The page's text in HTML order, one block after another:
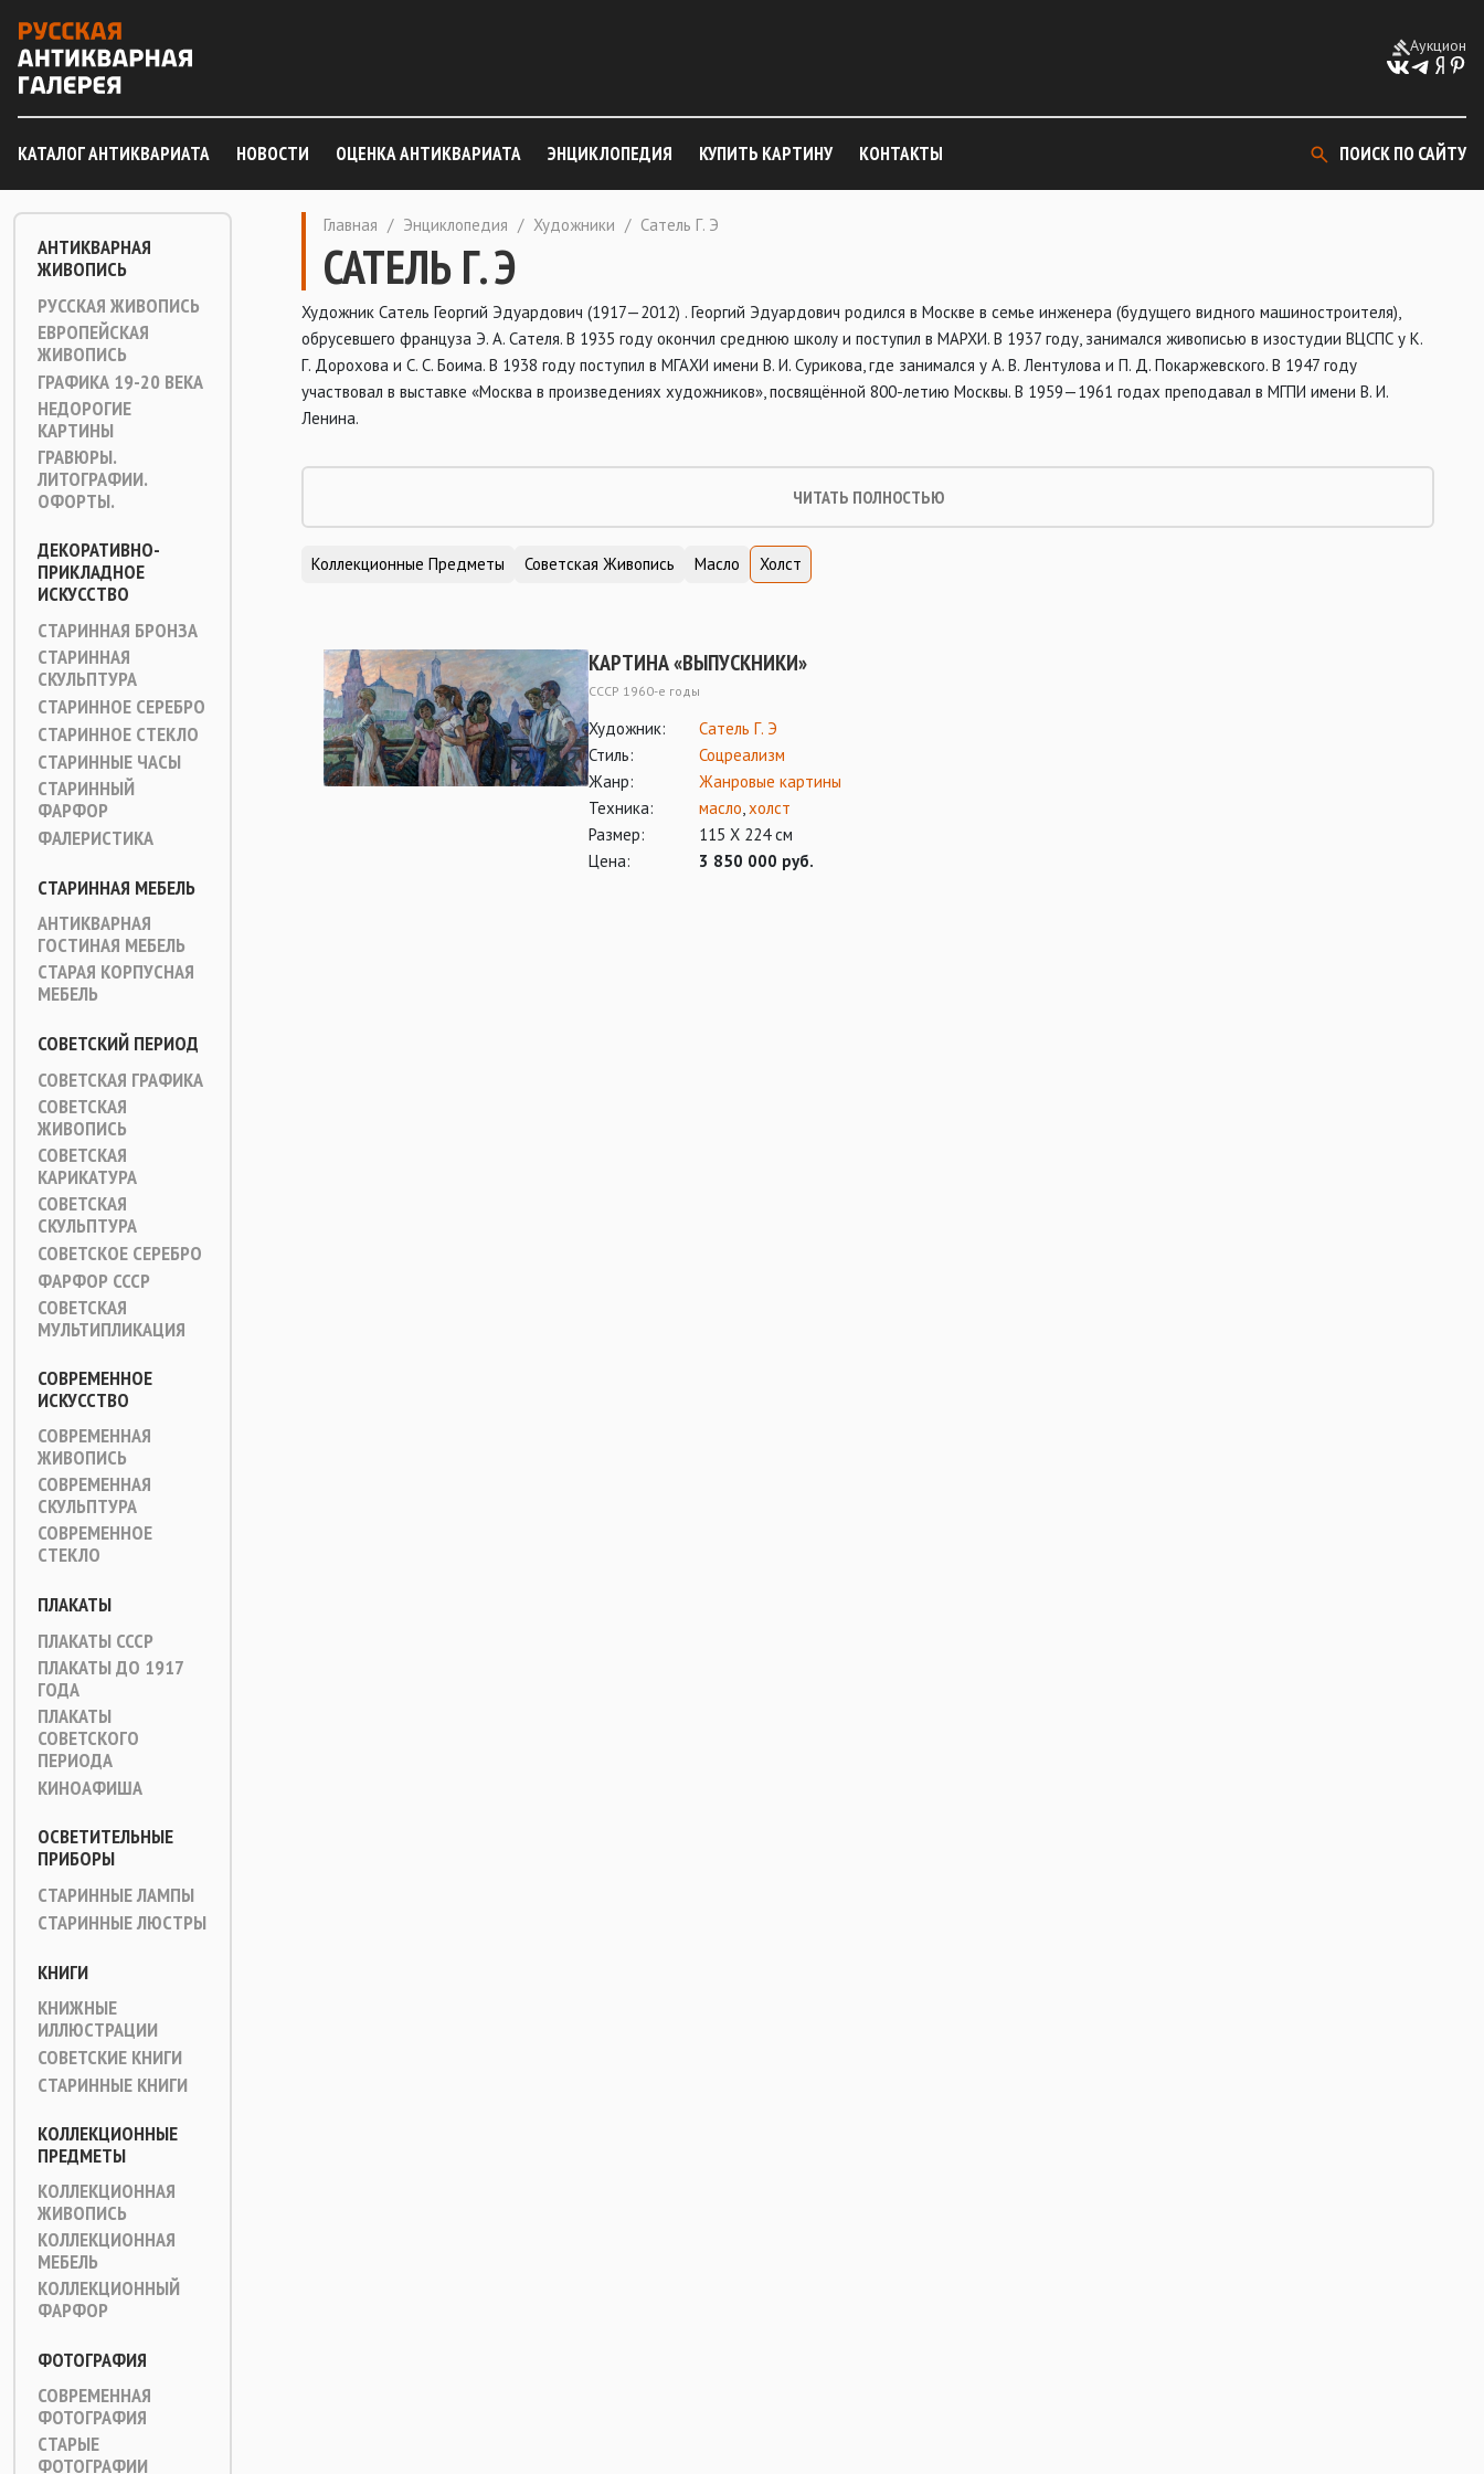
Аукцион
КАТАЛОГ АНТИКВАРИАТА НОВОСТИ ОЦЕНКА АНТИКВАРИАТА ЭНЦИКЛОПЕДИЯ КУПИТЬ КАРТИНУ КОНТАКТЫ ПОИСК ПО САЙТУ
АНТИКВАРНАЯ
ЖИВОПИСЬ
РУССКАЯ ЖИВОПИСЬ
ЕВРОПЕЙСКАЯ
ЖИВОПИСЬ
ГРАФИКА 19-20 ВЕКА
НЕДОРОГИЕ
КАРТИНЫ
ГРАВЮРЫ.
ЛИТОГРАФИИ.
ОФОРТЫ.
ДЕКОРАТИВНО-
ПРИКЛАДНОЕ
ИСКУССТВО
СТАРИННАЯ БРОНЗА
СТАРИННАЯ
СКУЛЬПТУРА
СТАРИННОЕ СЕРЕБРО
СТАРИННОЕ СТЕКЛО
СТАРИННЫЕ ЧАСЫ
СТАРИННЫЙ
ФАРФОР
ФАЛЕРИСТИКА
СТАРИННАЯ МЕБЕЛЬ
АНТИКВАРНАЯ
ГОСТИНАЯ МЕБЕЛЬ
СТАРАЯ КОРПУСНАЯ
МЕБЕЛЬ
СОВЕТСКИЙ ПЕРИОД
СОВЕТСКАЯ ГРАФИКА
СОВЕТСКАЯ
ЖИВОПИСЬ
СОВЕТСКАЯ
КАРИКАТУРА
СОВЕТСКАЯ
СКУЛЬПТУРА
СОВЕТСКОЕ СЕРЕБРО
ФАРФОР СССР
СОВЕТСКАЯ
МУЛЬТИПЛИКАЦИЯ
СОВРЕМЕННОЕ
ИСКУССТВО
СОВРЕМЕННАЯ
ЖИВОПИСЬ
СОВРЕМЕННАЯ
СКУЛЬПТУРА
СОВРЕМЕННОЕ
СТЕКЛО
ПЛАКАТЫ
ПЛАКАТЫ СССР
ПЛАКАТЫ ДО 1917
ГОДА
ПЛАКАТЫ
СОВЕТСКОГО
ПЕРИОДА
КИНОАФИША
ОСВЕТИТЕЛЬНЫЕ
ПРИБОРЫ
СТАРИННЫЕ ЛАМПЫ
СТАРИННЫЕ ЛЮСТРЫ
КНИГИ
КНИЖНЫЕ
ИЛЛЮСТРАЦИИ
СОВЕТСКИЕ КНИГИ
СТАРИННЫЕ КНИГИ
КОЛЛЕКЦИОННЫЕ
ПРЕДМЕТЫ
КОЛЛЕКЦИОННАЯ
ЖИВОПИСЬ
КОЛЛЕКЦИОННАЯ
МЕБЕЛЬ
КОЛЛЕКЦИОННЫЙ
ФАРФОР
ФОТОГРАФИЯ
СОВРЕМЕННАЯ
ФОТОГРАФИЯ
СТАРЫЕ
ФОТОГРАФИИ
Главная / Энциклопедия / Художники / Сатель Г. Э
САТЕЛЬ Г. Э
Художник Сатель Георгий Эдуардович (1917—2012) . Георгий Эдуардович родился в Москве в семье инженера (будущего видного машиностроителя),
обрусевшего француза Э. А. Сателя. В 1935 году окончил среднюю школу и поступил в МАРХИ. В 1937 году, занимался живописью в изостудии ВЦСПС у К.
Г. Дорохова и С. С. Боима. В 1938 году поступил в МГАХИ имени В. И. Сурикова, где занимался у А. В. Лентулова и П. Д. Покаржевского. В 1947 году
участвовал в выставке «Москва в произведениях художников», посвящённой 800-летию Москвы. В 1959—1961 годах преподавал в МГПИ имени В. И.
Ленина.
ЧИТАТЬ ПОЛНОСТЬЮ
Коллекционные Предметы Советская Живопись Масло Холст
КАРТИНА «ВЫПУСКНИКИ»
СССР 1960-е годы
Художник:
Сатель Г. Э
Стиль:
Соцреализм
Жанр:
Жанровые картины
Техника:
масло,холст
Размер:
115 Х 224 см
Цена:
3 850 000 руб.